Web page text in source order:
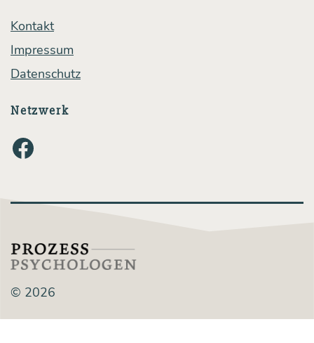
Kontakt
Impressum
Datenschutz
Netzwerk
Facebook
© 2026